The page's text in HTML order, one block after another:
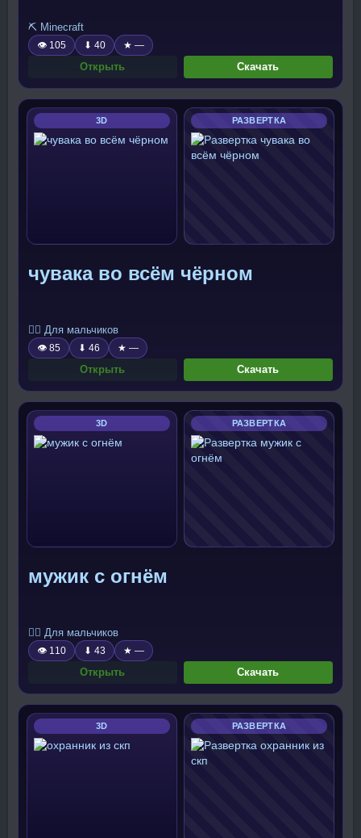
⛏️ Minecraft
👁 105 ⬇ 40 ★ —
Открыть Скачать
3D РАЗВЕРТКА
чувака во всём чёрном
🧍‍♂️ Для мальчиков
👁 85 ⬇ 46 ★ —
Открыть Скачать
3D РАЗВЕРТКА
мужик с огнём
🧍‍♂️ Для мальчиков
👁 110 ⬇ 43 ★ —
Открыть Скачать
3D РАЗВЕРТКА